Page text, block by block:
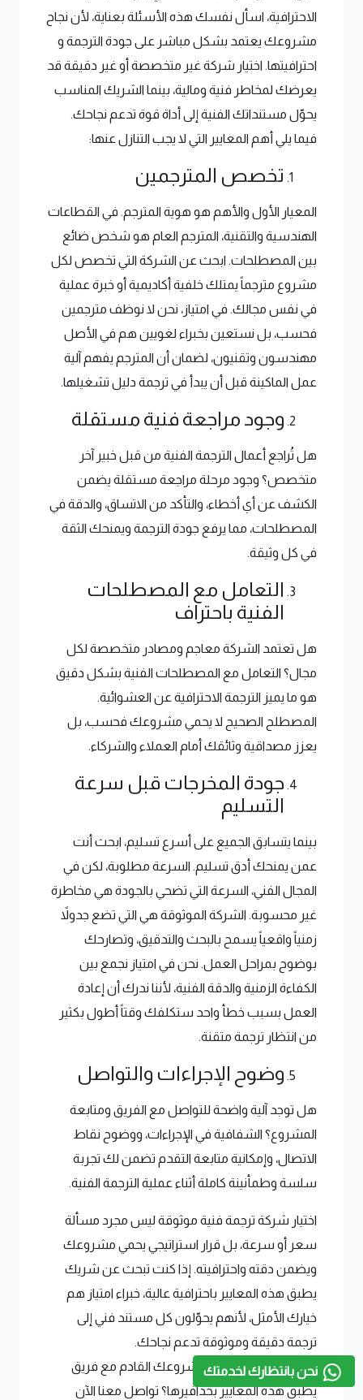
نحن بانتظارك لخدمتك
الاحترافية، اسأل نفسك هذه الأسئلة بعناية، لأن نجاح
مشروعك يعتمد بشكل مباشر على جودة الترجمة و
احترافيتها. اختيار شركة غير متخصصة أو غير دقيقة قد
يعرضك لمخاطر فنية ومالية، بينما الشريك المناسب
يحوّل مستنداتك الفنية إلى أداة قوة تدعم نجاحك.
فيما يلي أهم المعايير التي لا يجب التنازل عنها:
تخصص المترجمين
المعيار الأول والأهم هو هوية المترجم. في القطاعات
الهندسية والتقنية، المترجم العام هو شخص ضائع
بين المصطلحات. ابحث عن الشركة التي تخصص لكل
مشروع مترجماً يمتلك خلفية أكاديمية أو خبرة عملية
في نفس مجالك. في امتياز، نحن لا نوظف مترجمين
فحسب، بل نستعين بخبراء لغويين هم في الأصل
مهندسون وتقنيون، لضمان أن المترجم يفهم آلية
عمل الماكينة قبل أن يبدأ في ترجمة دليل تشغيلها.
وجود مراجعة فنية مستقلة
هل تُراجع أعمال الترجمة الفنية من قبل خبير آخر
متخصص؟ وجود مرحلة مراجعة مستقلة يضمن
الكشف عن أي أخطاء، والتأكد من الاتساق، والدقة في
المصطلحات، مما يرفع جودة الترجمة ويمنحك الثقة
في كل وثيقة.
التعامل مع المصطلحات
الفنية باحتراف
هل تعتمد الشركة معاجم ومصادر متخصصة لكل
مجال؟ التعامل مع المصطلحات الفنية بشكل دقيق
هو ما يميز الترجمة الاحترافية عن العشوائية.
المصطلح الصحيح لا يحمي مشروعك فحسب، بل
يعزز مصداقية وثائقك أمام العملاء والشركاء.
جودة المخرجات قبل سرعة
التسليم
بينما يتسابق الجميع على أسرع تسليم، ابحث أنت
عمن يمنحك أدق تسليم. السرعة مطلوبة، لكن في
المجال الفني، السرعة التي تضحي بالجودة هي مخاطرة
غير محسوبة. الشركة الموثوقة هي التي تضع جدولاً
زمنياً واقعياً يسمح بالبحث والتدقيق، وتصارحك
بوضوح بمراحل العمل. نحن في امتياز نجمع بين
الكفاءة الزمنية والدقة الفنية، لأننا ندرك أن إعادة
العمل بسبب خطأ واحد ستكلفك وقتاً أطول بكثير
من انتظار ترجمة متقنة.
وضوح الإجراءات والتواصل
هل توجد آلية واضحة للتواصل مع الفريق ومتابعة
المشروع؟ الشفافية في الإجراءات، ووضوح نقاط
الاتصال، وإمكانية متابعة التقدم تضمن لك تجربة
سلسة وطمأنينة كاملة أثناء عملية الترجمة الفنية.
اختيار شركة ترجمة فنية موثوقة ليس مجرد مسألة
سعر أو سرعة، بل قرار استراتيجي يحمي مشروعك
ويضمن دقته واحترافيته. إذا كنت تبحث عن شريك
يطبق هذه المعايير باحترافية عالية، خبراء امتياز هم
خيارك الأمثل، لأنهم يحوّلون كل مستند فني إلى
ترجمة دقيقة وموثوقة تدعم نجاحك.
هل أنت مستعد لبدء مشروعك القادم مع فريق
يطبق هذه المعايير بحذافيرها؟ تواصل معنا الآن